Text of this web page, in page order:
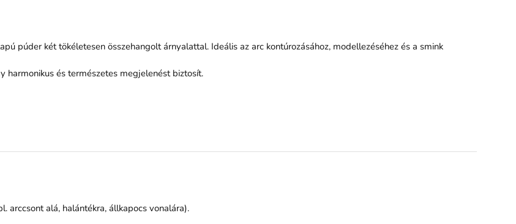
púder két tökéletesen összehangolt árnyalattal. Ideális az arc kontúrozásához, modellezéséhez és a smink
harmonikus és természetes megjelenést biztosít.
arccsont alá, halántékra, állkapocs vonalára).